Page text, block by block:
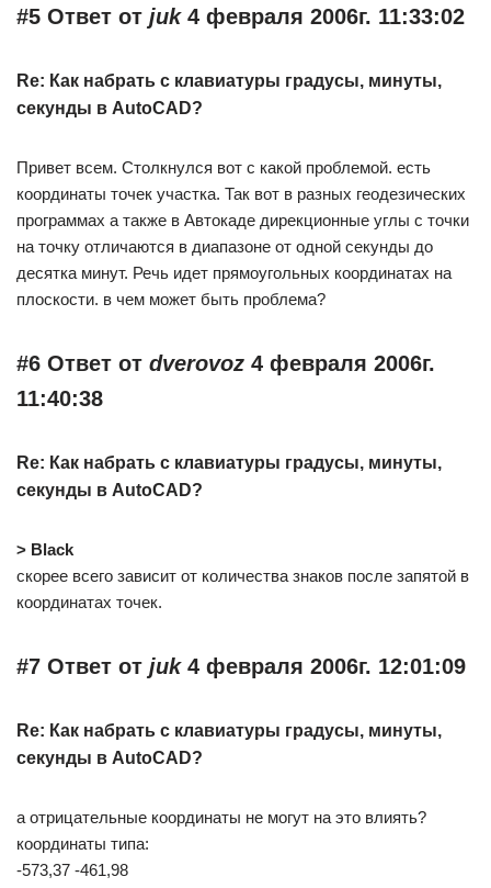
#5 Ответ от juk4 февраля 2006г. 11:33:02
Re: Как набрать с клавиатуры градусы, минуты,
секунды в AutoCAD?
Привет всем. Столкнулся вот с какой проблемой. есть
координаты точек участка. Так вот в разных геодезических
программах а также в Автокаде дирекционные углы с точки
на точку отличаются в диапазоне от одной секунды до
десятка минут. Речь идет прямоугольных координатах на
плоскости. в чем может быть проблема?
#6 Ответ от dverovoz 4 февраля 2006г.
11:40:38
Re: Как набрать с клавиатуры градусы, минуты,
секунды в AutoCAD?
> Black
скорее всего зависит от количества знаков после запятой в
координатах точек.
#7 Ответ от juk4 февраля 2006г. 12:01:09
Re: Как набрать с клавиатуры градусы, минуты,
секунды в AutoCAD?
а отрицательные координаты не могут на это влиять?
координаты типа:
-573,37 -461,98